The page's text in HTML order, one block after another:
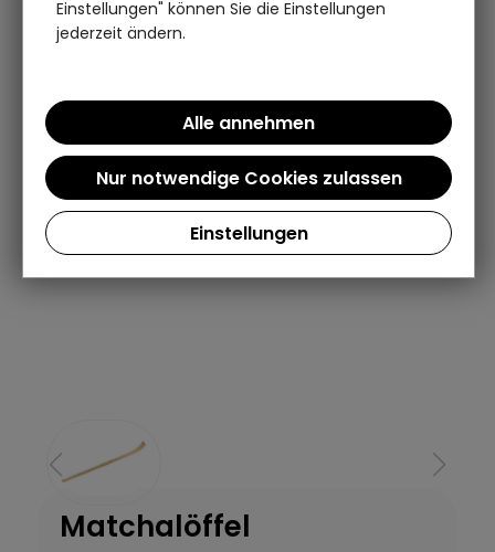
Matchalöffel
Einstellungen" können Sie die Einstellungen
jederzeit ändern.
Einstellungen